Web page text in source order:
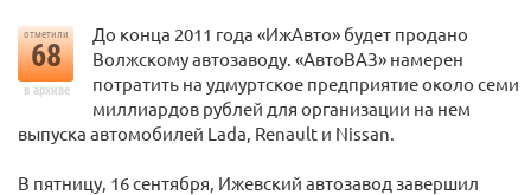
отметили
68
в архиве
До конца 2011 года «ИжАвто» будет продано
Волжскому автозаводу. «АвтоВАЗ» намерен
потратить на удмуртское предприятие около семи
миллиардов рублей для организации на нем
выпуска автомобилей Lada, Renault и Nissan.
В пятницу, 16 сентября, Ижевский автозавод завершил